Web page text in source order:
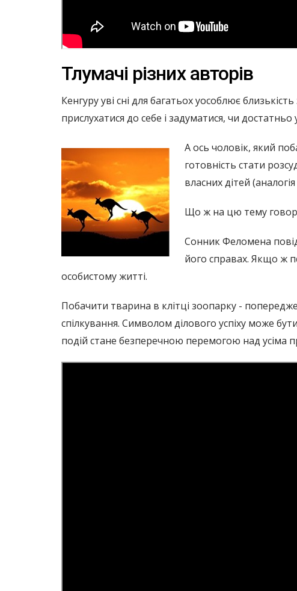
Тлумачі різних авторів
Кенгуру уві сні для багатьох уособлює
прислухатися до себе і задуматися, чи достатньо
А ось чоловік, який
готовність стати
власних дітей
Що ж на цю тему
Сонник Феломена
його справах. Якщо ж
особистому житті.
Побачити тварина в клітці зоопарку -
спілкування. Символом ділового успіху може
подій стане безперечною перемогою над усіма